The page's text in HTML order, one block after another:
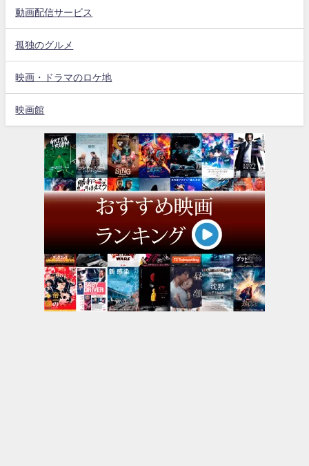
動画配信サービス
孤独のグルメ
映画・ドラマのロケ地
映画館